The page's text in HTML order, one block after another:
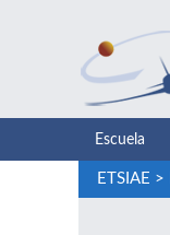
Escuela
ETSIAE >